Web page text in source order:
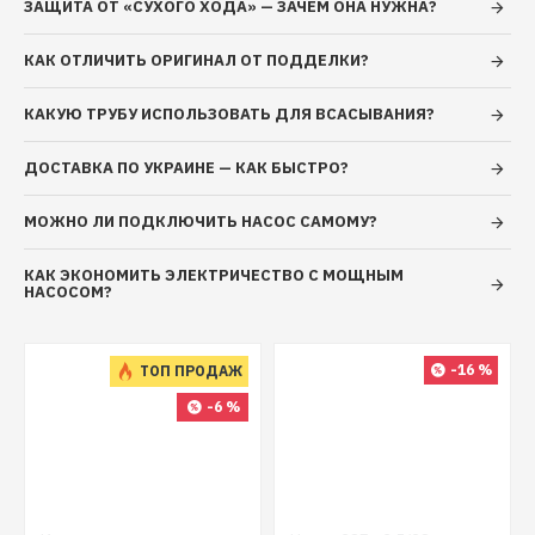
Максимальная высота всасывания: до 8 м
абразивосодержащих примесей (песка, глины,
Водородный показатель воды (рН): 6,5 - 8,5
Общая минерализация воды: не более 1500 г/
Срок гарантийного обслуживания: 24 месяцев.
ЗАЩИТА ОТ «СУХОГО ХОДА» — ЗАЧЕМ ОНА НУЖНА?
КАК ОТЛИЧИТЬ ОРИГИНАЛ ОТ ПОДДЕЛКИ?
КАКУЮ ТРУБУ ИСПОЛЬЗОВАТЬ ДЛЯ ВСАСЫВАНИЯ?
ДОСТАВКА ПО УКРАИНЕ — КАК БЫСТРО?
МОЖНО ЛИ ПОДКЛЮЧИТЬ НАСОС САМОМУ?
КАК ЭКОНОМИТЬ ЭЛЕКТРИЧЕСТВО С МОЩНЫМ
НАСОСОМ?
ТОП ПРОДАЖ
-6 %
-16 %